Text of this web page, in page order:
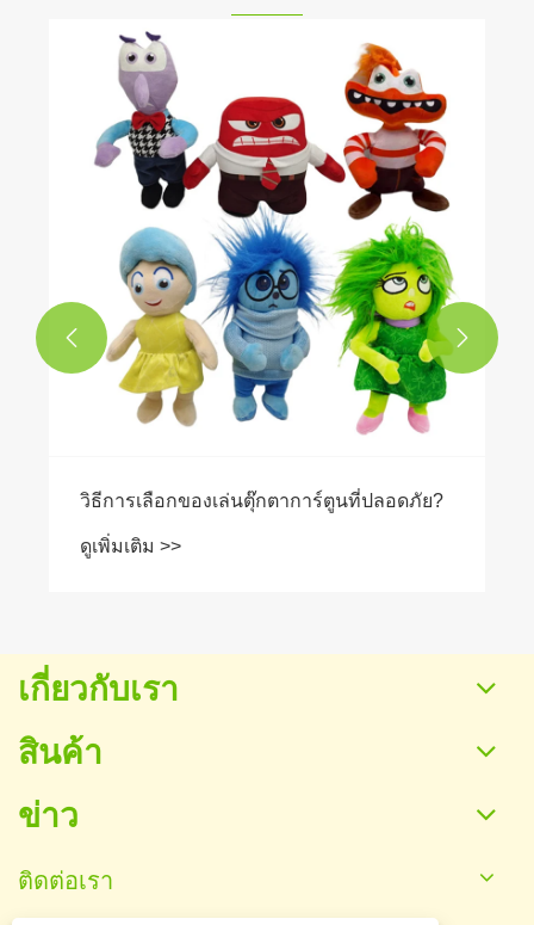
วิธีการเลือกของเล่นตุ๊กตาการ์ตูนที่ปลอดภัย?
ดูเพิ่มเติม >>
 
เกี่ยวกับเรา
สินค้า
ข่าว
ติดต่อเรา